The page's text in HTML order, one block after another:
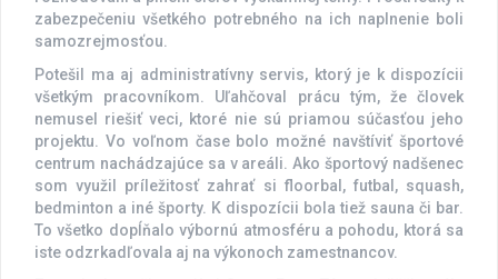
zabezpečeniu všetkého potrebného na ich naplnenie boli
samozrejmosťou.
Potešil ma aj administratívny servis, ktorý je k dispozícii
všetkým pracovníkom. Uľahčoval prácu tým, že človek
nemusel riešiť veci, ktoré nie sú priamou súčasťou jeho
projektu. Vo voľnom čase bolo možné navštíviť športové
centrum nachádzajúce sa v areáli. Ako športový nadšenec
som využil príležitosť zahrať si floorbal, futbal, squash,
bedminton a iné športy. K dispozícii bola tiež sauna či bar.
To všetko dopĺňalo výbornú atmosféru a pohodu, ktorá sa
iste odzrkadľovala aj na výkonoch zamestnancov.